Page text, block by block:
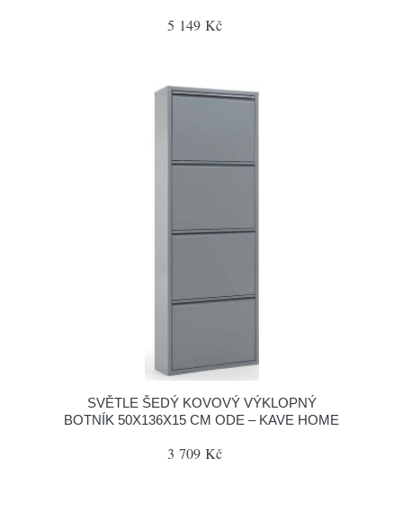
5 149 Kč
SVĚTLE ŠEDÝ KOVOVÝ VÝKLOPNÝ
BOTNÍK 50X136X15 CM ODE – KAVE HOME
3 709 Kč